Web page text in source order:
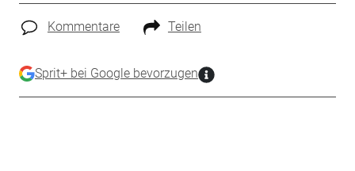
Kommentare Teilen
Sprit+ bei Google bevorzugen